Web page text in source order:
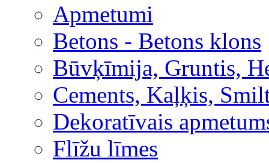
Apmetumi
Betons - Betons klons
Būvķīmija, Gruntis,
Cements, Kaļķis,
Dekoratīvais
Flīžu līmes